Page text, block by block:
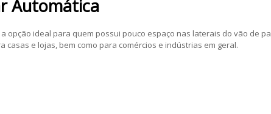
Automática
a opção ideal para quem possui pouco espaço nas laterais do vão de
casas e lojas, bem como para comércios e indústrias em geral.